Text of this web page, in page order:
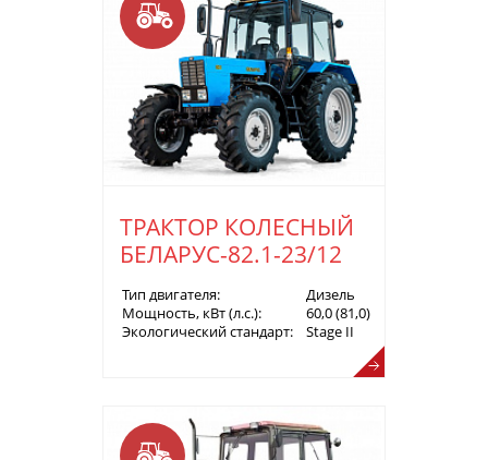
ТРАКТОР КОЛЕСНЫЙ
БЕЛАРУС-82.1-23/12
Тип двигателя:
Дизель
Мощность, кВт (л.с.):
60,0 (81,0)
Экологический стандарт:
Stage II